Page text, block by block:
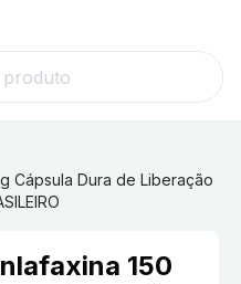
Cápsula Dura de Liberação
150